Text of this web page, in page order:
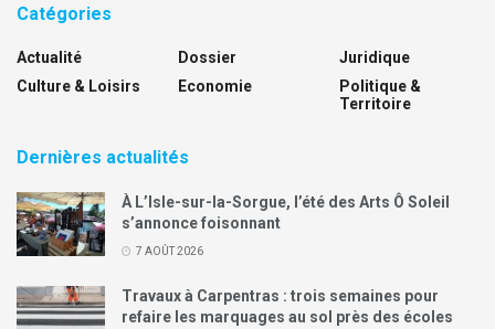
Catégories
Actualité
Culture & Loisirs
Dossier
Economie
Juridique
Politique &
Territoire
Dernières actualités
À L’Isle-sur-la-Sorgue, l’été des Arts Ô Soleil
s’annonce foisonnant
7 AOÛT 2026
Travaux à Carpentras : trois semaines pour
refaire les marquages au sol près des écoles